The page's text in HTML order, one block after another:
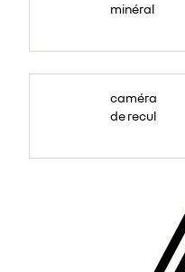
minéral
caméra
de recul